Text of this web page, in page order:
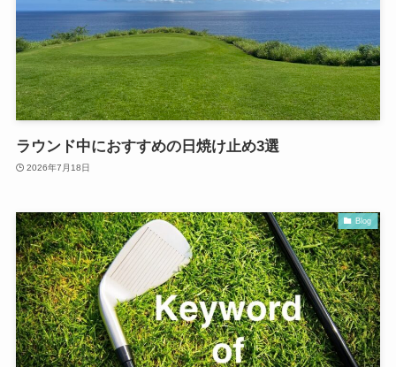
ラウンド中におすすめの日焼け止め3選
2026年7月18日
Blog